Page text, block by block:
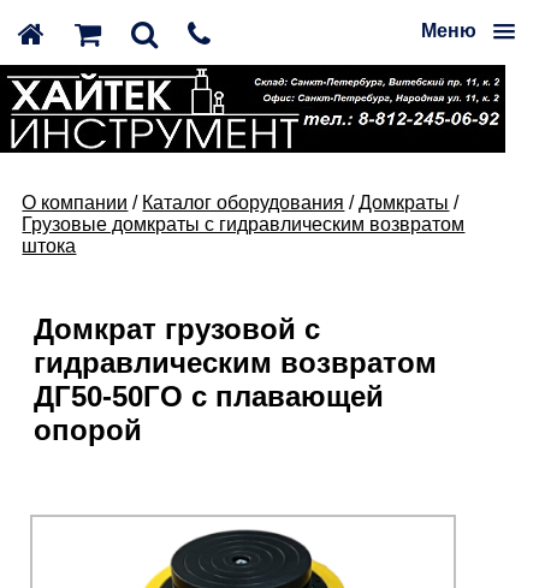
Меню
О компании / Каталог оборудования /Домкраты /
Грузовые домкраты с гидравлическим возвратом
штока
Домкрат грузовой с
гидравлическим возвратом
ДГ50-50ГО с плавающей
опорой